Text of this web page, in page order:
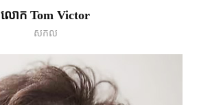
លោក Tom Victor
សកល